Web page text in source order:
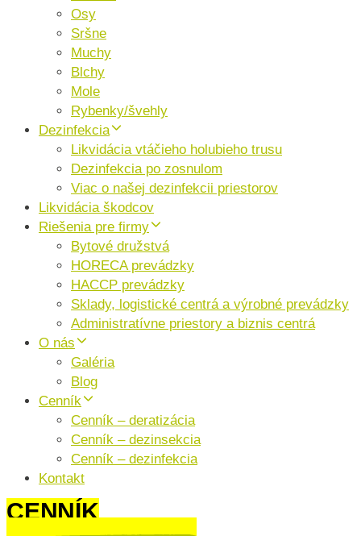
Osy
Sršne
Muchy
Blchy
Mole
Rybenky/švehly
Dezinfekcia
Likvidácia vtáčieho holubieho trusu
Dezinfekcia po zosnulom
Viac o našej dezinfekcii priestorov
Likvidácia škodcov
Riešenia pre firmy
Bytové družstvá
HORECA prevádzky
HACCP prevádzky
Sklady, logistické centrá a výrobné prevádzky
Administratívne priestory a biznis centrá
O nás
Galéria
Blog
Cenník
Cenník – deratizácia
Cenník – dezinsekcia
Cenník – dezinfekcia
Kontakt
CENNÍK